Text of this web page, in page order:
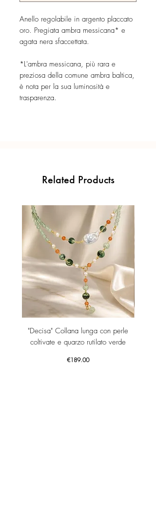
Anello regolabile in argento placcato
oro. Pregiata ambra messicana* e
agata nera sfaccettata.
*L'ambra messicana, più rara e
preziosa della comune ambra baltica,
è nota per la sua luminosità e
trasparenza.
Related Products
"Decisa" Collana lunga con perle
coltivate e quarzo rutilato verde
Price
€189.00